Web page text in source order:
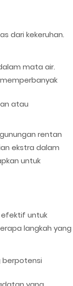
dari kekeruhan.
mata air.
atau
rentan
ekstra dalam
untuk
efektif untuk
langkah yang
berpotensi